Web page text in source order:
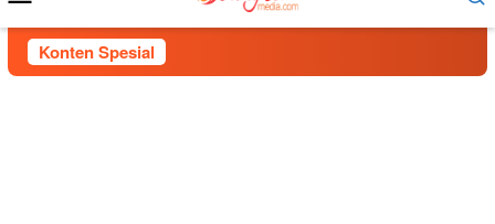
Mobile
Konten Spesial